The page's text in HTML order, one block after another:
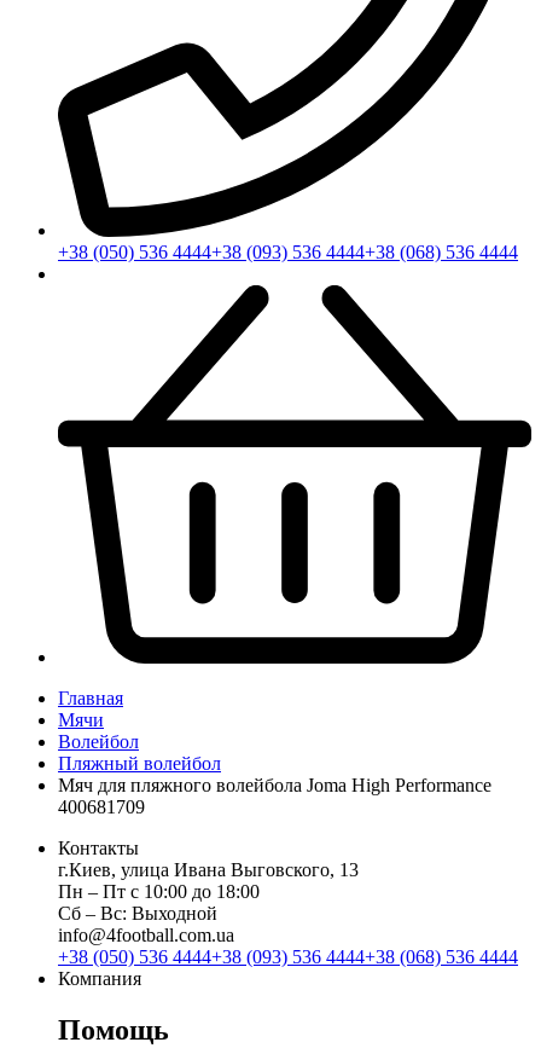
+38 (050) 536 4444+38 (093) 536 4444+38 (068) 536 4444
Главная
Мячи
Волейбол
Пляжный волейбол
Мяч для пляжного волейбола Joma High Performance
400681709
Контакты
г.Киев, улица Ивана Выговского, 13
Пн ‒ Пт с 10:00 до 18:00
Сб ‒ Вс: Выходной
info@4football.com.ua
+38 (050) 536 4444+38 (093) 536 4444+38 (068) 536 4444
Компания
Помощь